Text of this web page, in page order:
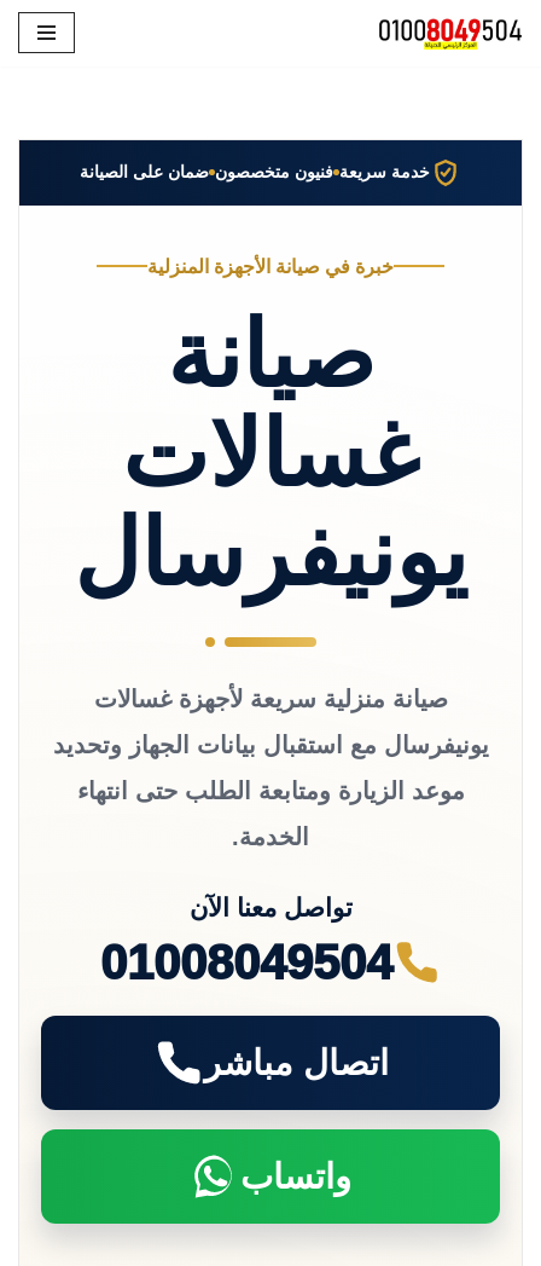
خدمة سريعة فنيون متخصصون ضمان على الصيانة
خبرة في صيانة الأجهزة المنزلية
صيانة
غسالات
يونيفرسال
صيانة منزلية سريعة لأجهزة غسالات
يونيفرسال مع استقبال بيانات الجهاز وتحديد
موعد الزيارة ومتابعة الطلب حتى انتهاء
الخدمة.
تواصل معنا الآن
01008049504
اتصال مباشر
واتساب